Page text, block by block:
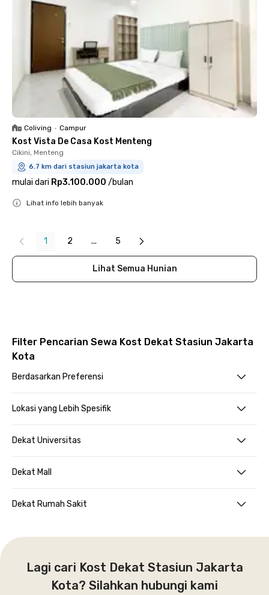
Coliving • Campur
Kost Vista De Casa Kost Menteng
Cikini, Menteng
6.7 km dari stasiun jakarta kota
mulai dari Rp3.100.000 /bulan
Lihat info lebih banyak
1 2 ... 5
Lihat Semua Hunian
Filter Pencarian Sewa Kost Dekat Stasiun Jakarta
Kota
Berdasarkan Preferensi
Lokasi yang Lebih Spesifik
Dekat Universitas
Dekat Mall
Dekat Rumah Sakit
Lagi cari Kost Dekat Stasiun Jakarta
Kota? Silahkan hubungi kami